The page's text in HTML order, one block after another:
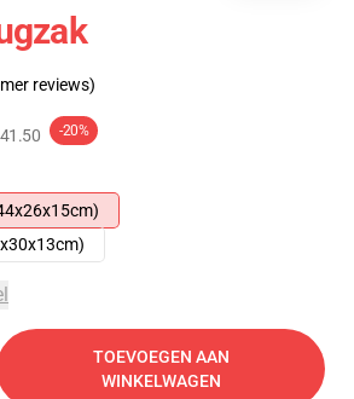
reviews)
-20%
TOEVOEGEN AAN
WINKELWAGEN